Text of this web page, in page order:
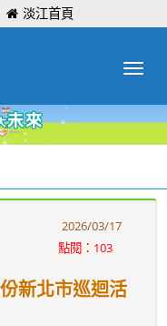
淡江首頁
Toggle
2026/03/17
點閱：103
新北市巡迴活